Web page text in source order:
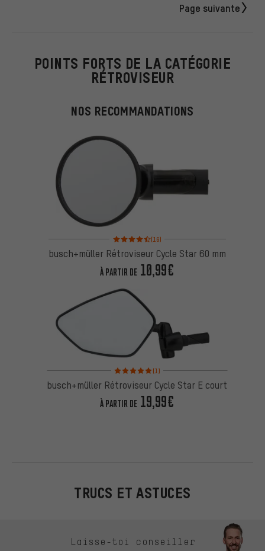
Page suivante
POINTS FORTS DE LA CATÉGORIE
RÉTROVISEUR
NOS RECOMMANDATIONS
Note moyenne : 4,5 sur 5 d'après 16 avis
(16)
busch+müller Rétroviseur Cycle Star 60 mm
À PARTIR DE10,99€
Note moyenne : 5 sur 5 d'après 1 avis
(1)
busch+müller Rétroviseur Cycle Star E court
À PARTIR DE19,99€
TRUCS ET ASTUCES
Laisse-toi conseiller